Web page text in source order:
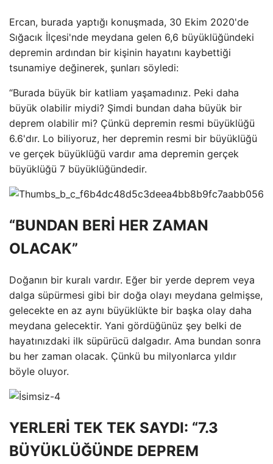
Ercan, burada yaptığı konuşmada, 30 Ekim 2020'de
Sığacık İlçesi'nde meydana gelen 6,6 büyüklüğündeki
depremin ardından bir kişinin hayatını kaybettiği
tsunamiye değinerek, şunları söyledi:
“Burada büyük bir katliam yaşamadınız. Peki daha
büyük olabilir miydi? Şimdi bundan daha büyük bir
deprem olabilir mi? Çünkü depremin resmi büyüklüğü
6.6'dır. Lo biliyoruz, her depremin resmi bir büyüklüğü
ve gerçek büyüklüğü vardır ama depremin gerçek
büyüklüğü 7 büyüklüğündedir.
“BUNDAN BERİ HER ZAMAN
OLACAK”
Doğanın bir kuralı vardır. Eğer bir yerde deprem veya
dalga süpürmesi gibi bir doğa olayı meydana gelmişse,
gelecekte en az aynı büyüklükte bir başka olay daha
meydana gelecektir. Yani gördüğünüz şey belki de
hayatınızdaki ilk süpürücü dalgadır. Ama bundan sonra
bu her zaman olacak. Çünkü bu milyonlarca yıldır
böyle oluyor.
YERLERİ TEK TEK SAYDI: “7.3
BÜYÜKLÜĞÜNDE DEPREM